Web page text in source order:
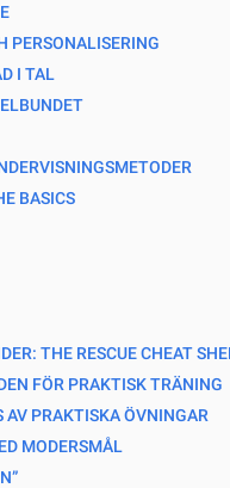
PERSONALISERING
I TAL
BASICS
THE RESCUE CHEAT
FÖR PRAKTISK TRÄNING
AV PRAKTISKA ÖVNINGAR
MODERSMÅL